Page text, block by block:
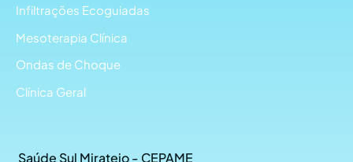
Infiltrações Ecoguiadas
Mesoterapia Clínica
Ondas de Choque
Clínica Geral
Saúde Sul Miratejo - CEPAME